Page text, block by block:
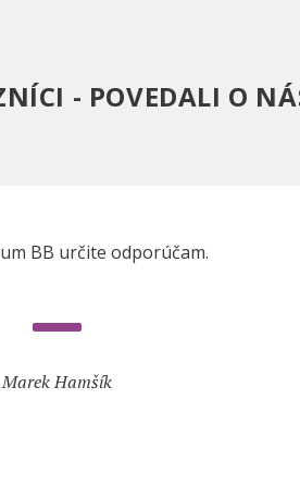
- POVEDALI O
BB určite odporúčam.
Marek Hamšík